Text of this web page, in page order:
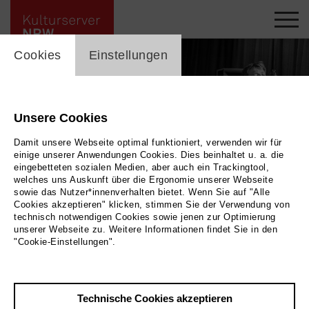
Übersicht
cookie_layer
Cookies Einstellungen
Unsere Cookies
Damit unsere Webseite optimal funktioniert, verwenden wir für
einige unserer Anwendungen Cookies. Dies beinhaltet u. a. die
eingebetteten sozialen Medien, aber auch ein Trackingtool,
welches uns Auskunft über die Ergonomie unserer Webseite
sowie das Nutzer*innenverhalten bietet. Wenn Sie auf "Alle
Cookies akzeptieren" klicken, stimmen Sie der Verwendung von
technisch notwendigen Cookies sowie jenen zur Optimierung
unserer Webseite zu. Weitere Informationen findet Sie in den
"Cookie-Einstellungen".
Technische Cookies akzeptieren